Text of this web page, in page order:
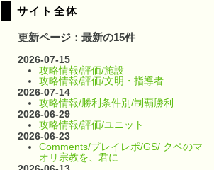
サイト全体
更新ページ：最新の15件
2026-07-15
攻略情報/評価/施設
攻略情報/評価/文明・指導者
2026-07-14
攻略情報/勝利条件別/制覇勝利
2026-06-29
攻略情報/評価/ユニット
2026-06-23
Comments/プレイレポ/GS/ クペのマ
オリ宗教を、君に